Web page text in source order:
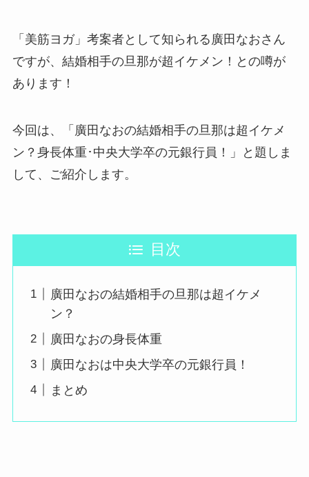
「美筋ヨガ」考案者として知られる廣田なおさん
ですが、結婚相手の旦那が超イケメン！との噂が
あります！
今回は、「廣田なおの結婚相手の旦那は超イケメ
ン？身長体重･中央大学卒の元銀行員！」と題しま
して、ご紹介します。
目次
廣田なおの結婚相手の旦那は超イケメ
ン？
廣田なおの身長体重
廣田なおは中央大学卒の元銀行員！
まとめ